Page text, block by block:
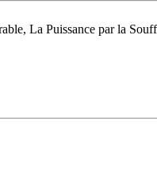
La Puissance par la